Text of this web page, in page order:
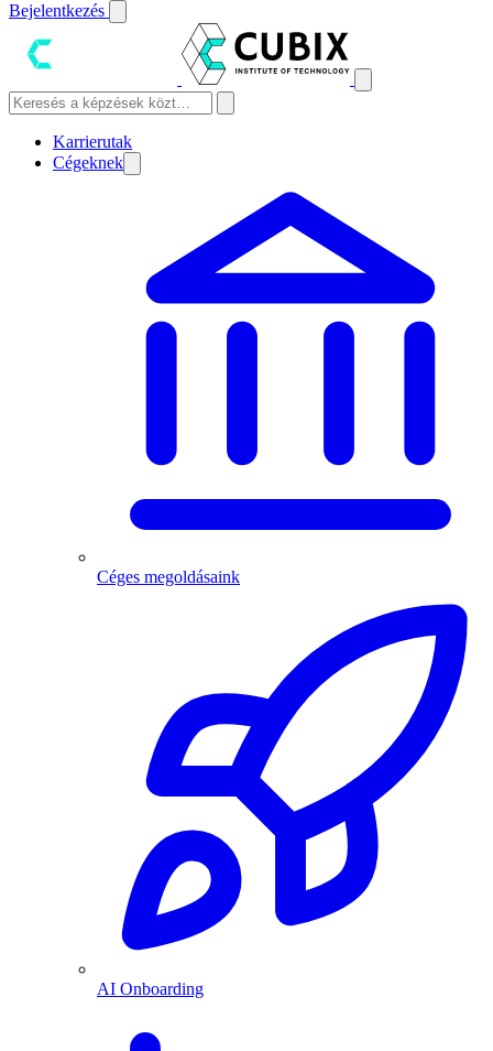
Bejelentkezés
Karrierutak
Cégeknek
Céges megoldásaink
AI Onboarding